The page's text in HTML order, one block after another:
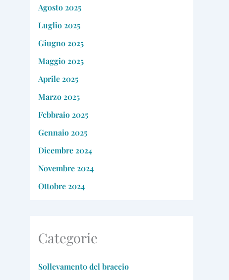
Agosto 2025
Luglio 2025
Giugno 2025
Maggio 2025
Aprile 2025
Marzo 2025
Febbraio 2025
Gennaio 2025
Dicembre 2024
Novembre 2024
Ottobre 2024
Categorie
Sollevamento del braccio